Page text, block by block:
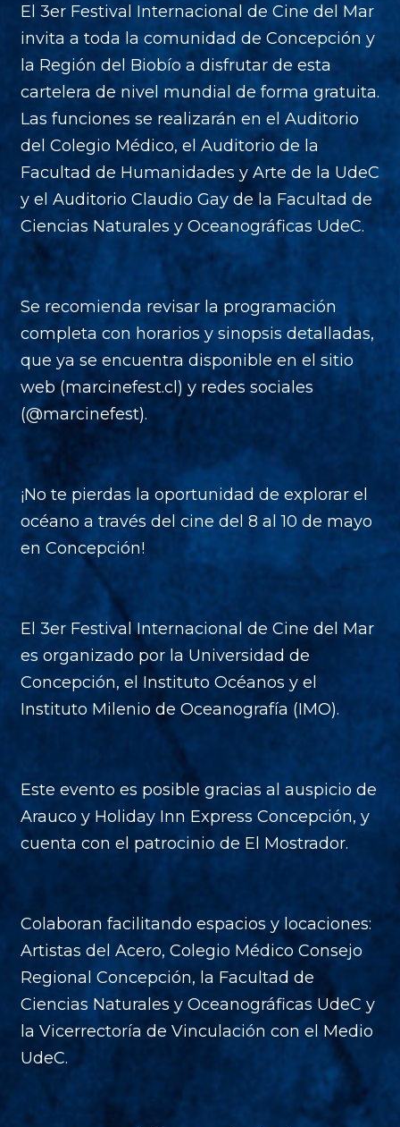
El 3er Festival Internacional de Cine del Mar
invita a toda la comunidad de Concepción y
la Región del Biobío a disfrutar de esta
cartelera de nivel mundial de forma gratuita.
Las funciones se realizarán en el Auditorio
del Colegio Médico, el Auditorio de la
Facultad de Humanidades y Arte de la UdeC
y el Auditorio Claudio Gay de la Facultad de
Ciencias Naturales y Oceanográficas UdeC.
Se recomienda revisar la programación
completa con horarios y sinopsis detalladas,
que ya se encuentra disponible en el sitio
web (marcinefest.cl) y redes sociales
(@marcinefest).
¡No te pierdas la oportunidad de explorar el
océano a través del cine del 8 al 10 de mayo
en Concepción!
El 3er Festival Internacional de Cine del Mar
es organizado por la Universidad de
Concepción, el Instituto Océanos y el
Instituto Milenio de Oceanografía (IMO).
Este evento es posible gracias al auspicio de
Arauco y Holiday Inn Express Concepción, y
cuenta con el patrocinio de El Mostrador.
Colaboran facilitando espacios y locaciones:
Artistas del Acero, Colegio Médico Consejo
Regional Concepción, la Facultad de
Ciencias Naturales y Oceanográficas UdeC y
la Vicerrectoría de Vinculación con el Medio
UdeC.